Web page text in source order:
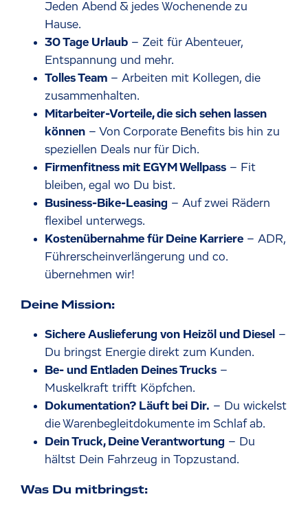
Jeden Abend & jedes Wochenende zu
Hause.
30 Tage Urlaub – Zeit für Abenteuer,
Entspannung und mehr.
Tolles Team – Arbeiten mit Kollegen, die
zusammenhalten.
Mitarbeiter-Vorteile, die sich sehen lassen
können – Von Corporate Benefits bis hin zu
speziellen Deals nur für Dich.
Firmenfitness mit EGYM Wellpass – Fit
bleiben, egal wo Du bist.
Business-Bike-Leasing – Auf zwei Rädern
flexibel unterwegs.
Kostenübernahme für Deine Karriere – ADR,
Führerscheinverlängerung und co.
übernehmen wir!
Deine Mission:
Sichere Auslieferung von Heizöl und Diesel –
Du bringst Energie direkt zum Kunden.
Be- und Entladen Deines Trucks –
Muskelkraft trifft Köpfchen.
Dokumentation? Läuft bei Dir. – Du wickelst
die Warenbegleitdokumente im Schlaf ab.
Dein Truck, Deine Verantwortung – Du
hältst Dein Fahrzeug in Topzustand.
Was Du mitbringst: